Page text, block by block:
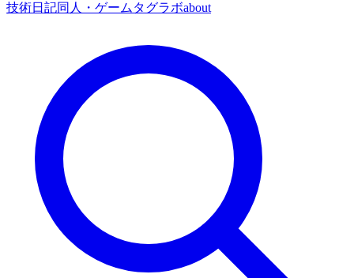
技術日記同人・ゲーム タグラボabout